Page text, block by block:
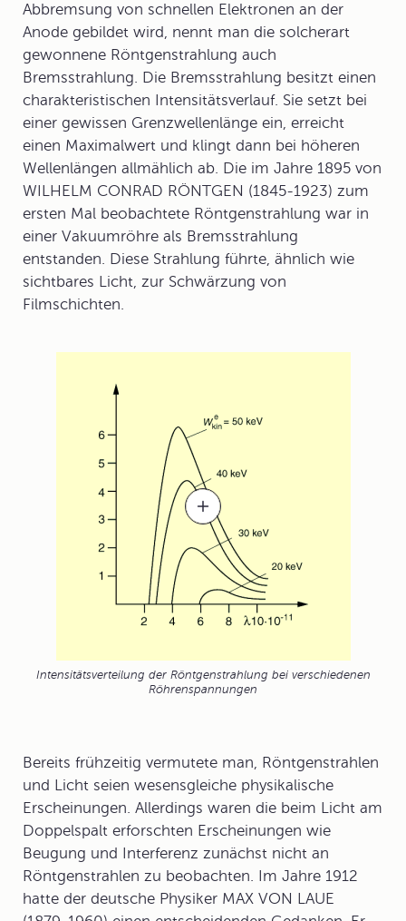
Abbremsung von schnellen Elektronen an der
Anode gebildet wird, nennt man die solcherart
gewonnene Röntgenstrahlung auch
Bremsstrahlung. Die Bremsstrahlung besitzt einen
charakteristischen Intensitätsverlauf. Sie setzt bei
einer gewissen Grenzwellenlänge ein, erreicht
einen Maximalwert und klingt dann bei höheren
Wellenlängen allmählich ab. Die im Jahre 1895 von
WILHELM CONRAD RÖNTGEN (1845-1923) zum
ersten Mal beobachtete Röntgenstrahlung war in
einer Vakuumröhre als Bremsstrahlung
entstanden. Diese Strahlung führte, ähnlich wie
sichtbares Licht, zur Schwärzung von
Filmschichten.
Intensitätsverteilung der Röntgenstrahlung bei verschiedenen
Röhrenspannungen
Bereits frühzeitig vermutete man, Röntgenstrahlen
und Licht seien wesensgleiche physikalische
Erscheinungen. Allerdings waren die beim Licht am
Doppelspalt erforschten Erscheinungen wie
Beugung und Interferenz zunächst nicht an
Röntgenstrahlen zu beobachten. Im Jahre 1912
hatte der deutsche Physiker MAX VON LAUE